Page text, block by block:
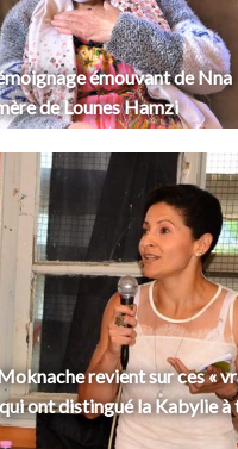
émouvant de Nna
de Lounes Hamzi
revient sur ces «
ont distingué la Kabylie à